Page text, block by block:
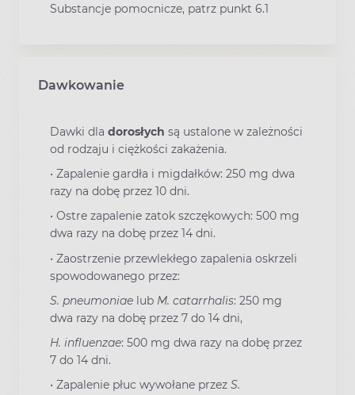
Substancje pomocnicze, patrz punkt 6.1
Dawkowanie
Dawki dla dorosłych są ustalone w zależności
od rodzaju i ciężkości zakażenia.
• Zapalenie gardła i migdałków: 250 mg dwa
razy na dobę przez 10 dni.
• Ostre zapalenie zatok szczękowych: 500 mg
dwa razy na dobę przez 14 dni.
• Zaostrzenie przewlekłego zapalenia oskrzeli
spowodowanego przez:
S. pneumoniae lub M. catarrhalis: 250 mg
dwa razy na dobę przez 7 do 14 dni,
H. influenzae: 500 mg dwa razy na dobę przez
7 do 14 dni.
• Zapalenie płuc wywołane przez S.